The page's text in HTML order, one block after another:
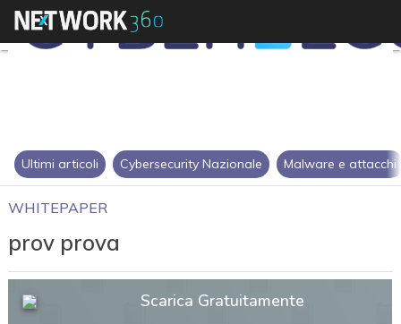
Ultimi articoli Cybersecurity Nazionale Malware e attacchi
WHITEPAPER
prov prova
Scarica Gratuitamente